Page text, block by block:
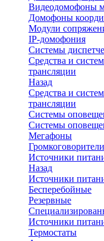
Видеодомофоны
Домофоны
Модули
IP-домофония
Системы
Средства и
трансляции
Назад
Средства и
трансляции
Системы
Системы
Мегафоны
Источники
Назад
Источники
Бесперебойные
Резервные
Источники
Термостаты